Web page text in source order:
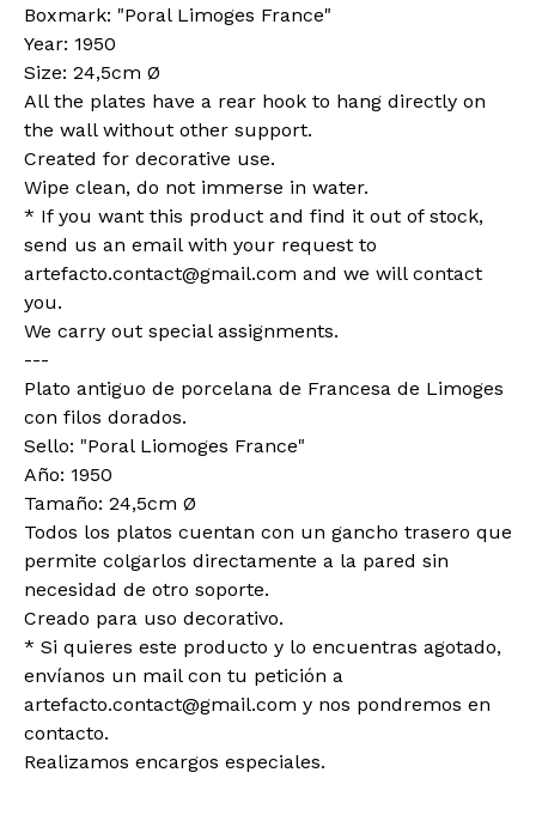
Boxmark: "Poral Limoges France"
Year: 1950
Size: 24,5cm Ø
All the plates have a rear hook to hang directly on
the wall without other support.
Created for decorative use.
Wipe clean, do not immerse in water.
* If you want this product and find it out of stock,
send us an email with your request to
artefacto.contact@gmail.com and we will contact
you.
We carry out special assignments.
---
Plato antiguo de porcelana de Francesa de Limoges
con filos dorados.
Sello: "Poral Liomoges France"
Año: 1950
Tamaño: 24,5cm Ø
Todos los platos cuentan con un gancho trasero que
permite colgarlos directamente a la pared sin
necesidad de otro soporte.
Creado para uso decorativo.
* Si quieres este producto y lo encuentras agotado,
envíanos un mail con tu petición a
artefacto.contact@gmail.com y nos pondremos en
contacto.
Realizamos encargos especiales.